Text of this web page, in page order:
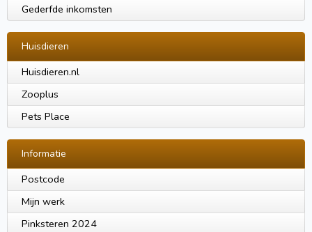
Gederfde inkomsten
Huisdieren
Huisdieren.nl
Zooplus
Pets Place
Informatie
Postcode
Mijn werk
Pinksteren 2024